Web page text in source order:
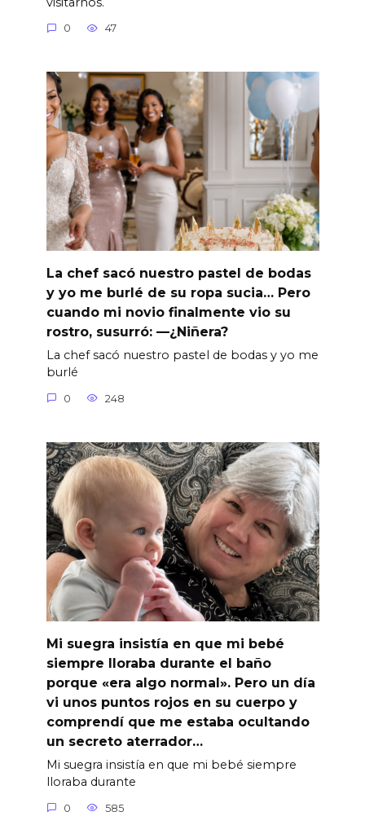
0 47
La chef sacó nuestro pastel de bodas
y yo me burlé de su ropa sucia… Pero
cuando mi novio finalmente vio su
rostro, susurró: —¿Niñera?
La chef sacó nuestro pastel de bodas y yo me
burlé
0 248
Mi suegra insistía en que mi bebé
siempre lloraba durante el baño
porque «era algo normal». Pero un día
vi unos puntos rojos en su cuerpo y
comprendí que me estaba ocultando
un secreto aterrador…
Mi suegra insistía en que mi bebé siempre
lloraba durante
0 585